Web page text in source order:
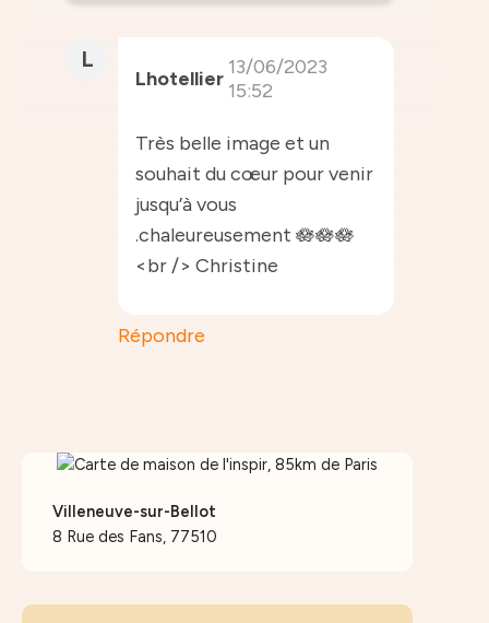
L
Lhotellier 13/06/2023
15:52
Très belle image et un
souhait du cœur pour venir
jusqu’à vous
.chaleureusement 🪷🪷🪷
<br /> Christine
Répondre
Villeneuve-sur-Bellot
8 Rue des Fans, 77510